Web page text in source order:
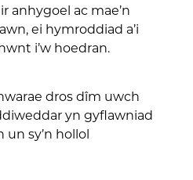
anhygoel ac mae’n
ei hymroddiad a’i
i’w hoedran.
dros dîm uwch
yn gyflawniad
un sy’n hollol